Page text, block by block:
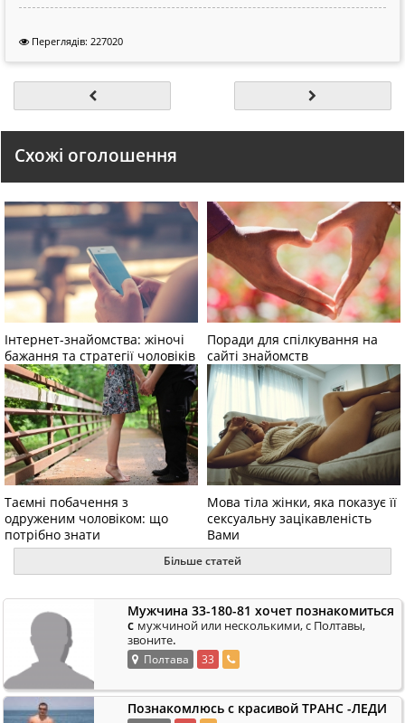
Переглядів: 227020
Схожі оголошення
Інтернет-знайомства: жіночі
бажання та стратегії чоловіків
Поради для спілкування на
сайті знайомств
Таємні побачення з
одруженим чоловіком: що
потрібно знати
Мова тіла жінки, яка показує її
сексуальну зацікавленість
Вами
Більше статей
Мужчина 33-180-81 хочет познакомиться
с мужчиной или несколькими, с Полтавы,
звоните.
Полтава 33
Познакомлюсь с красивой ТРАНС -ЛЕДИ